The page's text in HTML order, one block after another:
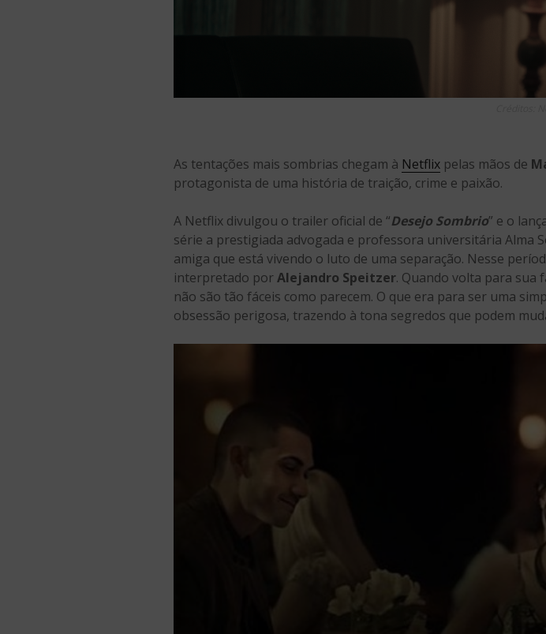
As tentações mais sombrias chegam à Netflix pelas mãos de
protagonista de uma história de traição, crime e paixão.
A Netflix divulgou o trailer oficial de “Desejo Sombrio” e o
série a prestigiada advogada e professora universitária Alma
amiga que está vivendo o luto de uma separação. Nesse
interpretado porAlejandro Speitzer. Quando volta para sua
não são tão fáceis como parecem. O que era para ser uma
obsessão perigosa, trazendo à tona segredos que podem